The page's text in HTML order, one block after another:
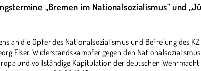
„Bremen im Nationalsozialismus“ und
an die Opfer des Nationalsozialismus und Befreiung des
Elser, Widerstandskämpfer gegen den
und vollständige Kapitulation der deutschen